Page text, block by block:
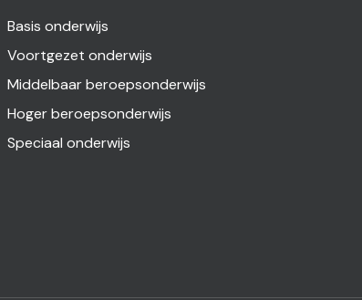
Basis onderwijs
Voortgezet onderwijs
Middelbaar beroepsonderwijs
Hoger beroepsonderwijs
Speciaal onderwijs